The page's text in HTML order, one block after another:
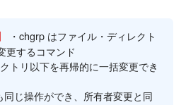
・chgrp はファイル・ディレクト
更するコマンド
トリ以下を再帰的に一括変更でき
同じ操作ができ、所有者変更と同